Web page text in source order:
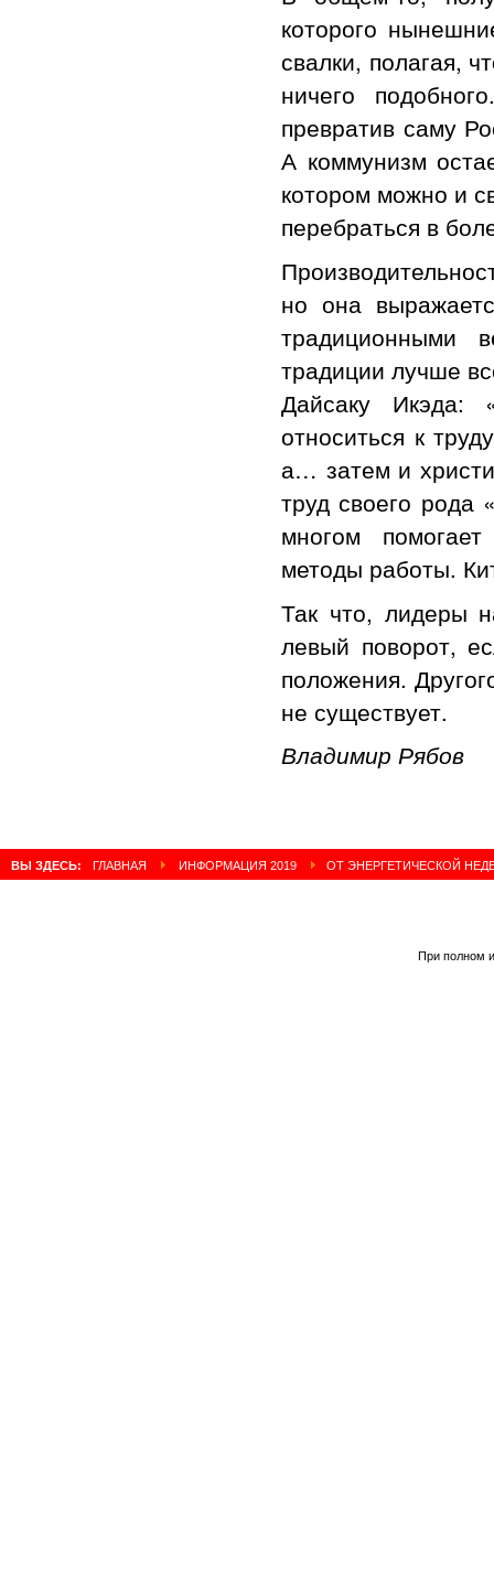
которого
свалки, полагая,
ничего
превратив саму
А коммунизм
котором можно и
перебраться в
но она
традиционными
традиции лучше
Дайсаку Икэда:
относиться к
а… затем и
труд своего рода
многом
методы работы.
Так что, лидеры
левый поворот,
положения.
не существует.
Владимир Рябов
ВЫ ЗДЕСЬ: ГЛАВНАЯ ИНФОРМАЦИЯ 2019 ОТ ЭНЕРГЕТИЧЕСКОЙ
При полном